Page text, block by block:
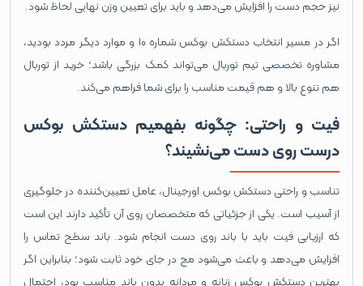
نیز حجم دست را افزایش می‌دهد و باید برای تعیین وزن نهایی لحاظ شود.
اگر در مسیر انتخاب دستکش بوکس شماره 10 و موارد دیگر مردد بودید،
مشاوره تخصصی تیم توربال می‌تواند کمک بزرگی باشد؛ خرید از توربال
هم تنوع بالا و هم قیمت مناسب را برای شما فراهم می‌کند.
فیت و راحتی: چگونه بفهمیم دستکش بوکس
درست روی دست می‌نشیند؟
تناسب و راحتی دستکش بوکس اورجینال، عامل تعیین‌کننده در جلوگیری
از آسیب است. یکی از جزئیاتی که متخصصان روی آن تأکید دارند این است
که ارزیابی فیت باید با باند روی دست انجام شود. باند سطح تماس را
افزایش می‌دهد و باعث می‌شود مچ در جای خود ثابت شود؛ بنابراین اگر
بهترین دستکش بوکس زنانه و مردانه بدون باند مناسب بود، احتمال